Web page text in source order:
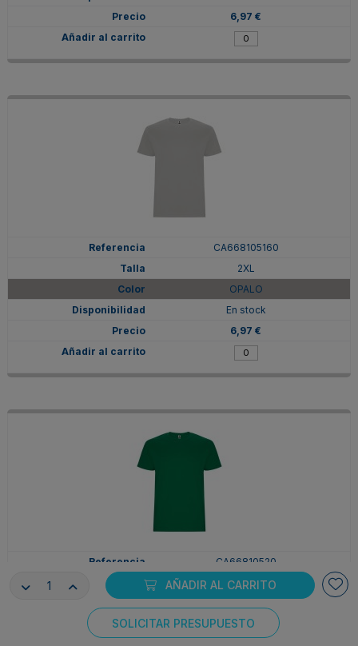
AÑADIR AL CARRITO
SOLICITAR PRESUPUESTO
6,97 €
CA668105160
2XL
OPALO
En stock
6,97 €
CA66810520
2XL
En stock
Consentimiento de cookies